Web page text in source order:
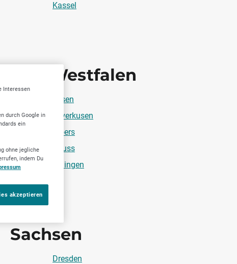
Kassel
Westfalen
Essen
Leverkusen
Moers
Neuss
Solingen
Sachsen
Dresden
Interessen
durch Google in
ein
ohne jegliche
indem Du
akzeptieren